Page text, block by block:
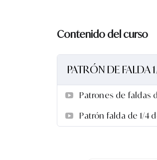
Contenido del curso
PATRÓN DE FALDA
Patrones de faldas
Patrón falda de 1/4